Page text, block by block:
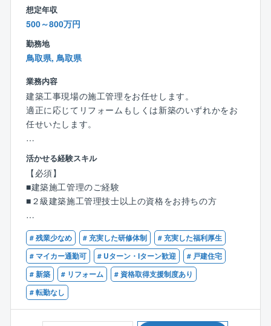
確に」を実現するために業務はシステム化されていま
す。
けます！
フレックスタイムのためその日のスケジュールに合わ
せて勤務時間を柔軟に変更できます。月平均残業時
間：20時間程度で働きやすさ◎！
■定年後も再雇用制度にて引き続き勤務可能。
東証プライム上場、建物の建設も手がける不動産会
社。東京都港区に本社を置き、全国に約200支店を展開
しています。地主への賃貸経営の提案を主力事業とし
ており、アパート・マンションの賃貸事業の企画か
ら、設計・施工、入居者の募集・仲介・管理・運営ま
で一貫して行う「賃貸経営受託システム」を提供して
います。グループでは、賃貸住宅管理戸数、賃貸仲介
件数、住宅供給戸数（マンションを除く）において全
国トップの実績。2021年度の売上高は1兆4，889億
円、2022年度は1兆5，830億円と順調に業績を伸ばし
ており、安定した経営基盤を築いています。
想定年収
500～800万円
勤務地
鳥取県, 鳥取県
業務内容
建築工事現場の施工管理をお任せします。
適正に応じてリフォームもしくは新築のいずれかをお
任せいたします。
【詳細】
◎増改築プラザでは住まいをよみがえらせる様々なお
手伝いを行い、得意とするリノベーションを『再生新
築の家』と呼んでいます。
◎ハウスドゥ!ではお客様が購入された物件のリフォー
ムや新築建売等も手掛けています。
【その他】
同社ではインセンティブ制度を導入しております。施
工数に応じて毎月手当があり、そのため平均より高い
年収の社員が多いです。
【同社の魅力】
活かせる経験スキル
【必須】
■建築施工管理のご経験
■２級建築施工管理技士以上の資格をお持ちの方
【歓迎】
■１級建築施工管理技士をお持ちの方
# 残業少なめ # 充実した研修体制
# 充実した福利厚生
# マイカー通勤可
# Uターン・Iターン歓迎
# 戸建住宅
# 新築
# リフォーム
# 資格取得支援制度あり
# 転勤なし